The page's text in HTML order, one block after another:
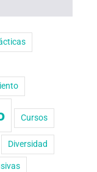
Cursos
Diversidad